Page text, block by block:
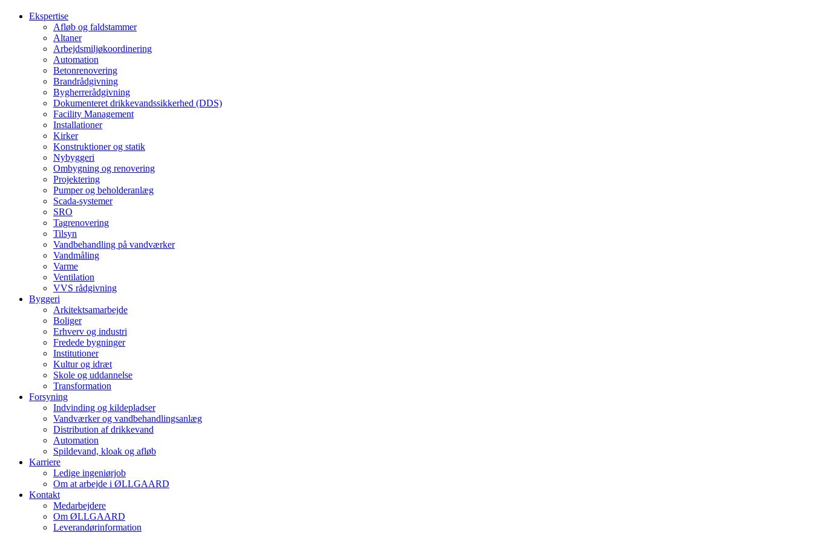
Ekspertise
Afløb og faldstammer
Altaner
Arbejdsmiljøkoordinering
Automation
Betonrenovering
Brandrådgivning
Bygherrerådgivning
Dokumenteret drikkevandssikkerhed (DDS)
Facility Management
Installationer
Kirker
Konstruktioner og statik
Nybyggeri
Ombygning og renovering
Projektering
Pumper og beholderanlæg
Scada-systemer
SRO
Tagrenovering
Tilsyn
Vandbehandling på vandværker
Vandmåling
Varme
Ventilation
VVS rådgivning
Byggeri
Arkitektsamarbejde
Boliger
Erhverv og industri
Fredede bygninger
Institutioner
Kultur og idræt
Skole og uddannelse
Transformation
Forsyning
Indvinding og kildepladser
Vandværker og vandbehandlingsanlæg
Distribution af drikkevand
Automation
Spildevand, kloak og afløb
Karriere
Ledige ingeniørjob
Om at arbejde i ØLLGAARD
Kontakt
Medarbejdere
Om ØLLGAARD
Leverandørinformation